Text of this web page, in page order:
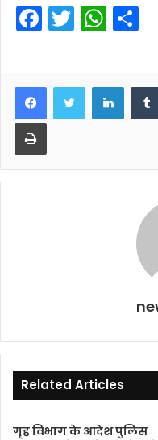
F
c
e
b
o
o
T
itt
er
W
at
s
A
p
e
Print
Related Articles
गृह विभाग के आदेश पुलिस